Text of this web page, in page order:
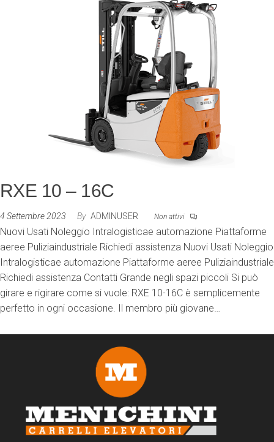
RXE 10 – 16C
4 Settembre 2023 By ADMINUSER Non attivi
Nuovi Usati Noleggio Intralogisticae automazione Piattaforme
aeree Puliziaindustriale Richiedi assistenza Nuovi Usati Noleggio
Intralogisticae automazione Piattaforme aeree Puliziaindustriale
Richiedi assistenza Contatti Grande negli spazi piccoli Si può
girare e rigirare come si vuole: RXE 10-16C è semplicemente
perfetto in ogni occasione. Il membro più giovane…